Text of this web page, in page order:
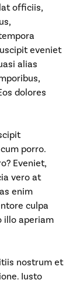
officiis,
eveniet
alias
dolores
porro.
Eveniet,
vero at
enim
culpa
illo aperiam
nostrum et
Iusto